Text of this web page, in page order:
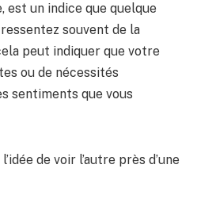
est un indice que quelque
souvent de la
peut indiquer que votre
ou de nécessités
sentiments que vous
l’idée de voir l’autre près d’une